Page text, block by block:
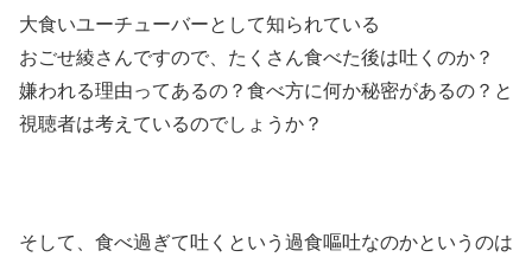
大食いユーチューバーとして知られている
おごせ綾さんですので、たくさん食べた後は吐くのか？
嫌われる理由ってあるの？食べ方に何か秘密があるの？と
視聴者は考えているのでしょうか？
そして、食べ過ぎて吐くという過食嘔吐なのかというのは